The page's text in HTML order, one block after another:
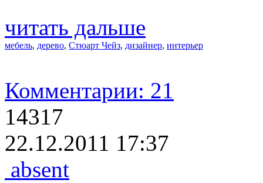
читать дальше
мебель, дерево, Стюарт Чейз, дизайнер, интерьер
Комментарии: 21
14317
22.12.2011 17:37
absent